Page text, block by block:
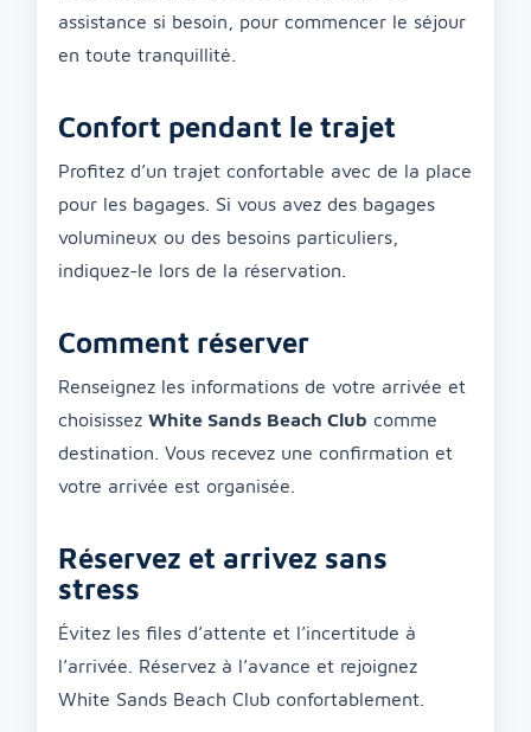
assistance si besoin, pour commencer le séjour
en toute tranquillité.
Confort pendant le trajet
Profitez d’un trajet confortable avec de la place
pour les bagages. Si vous avez des bagages
volumineux ou des besoins particuliers,
indiquez-le lors de la réservation.
Comment réserver
Renseignez les informations de votre arrivée et
choisissez White Sands Beach Club comme
destination. Vous recevez une confirmation et
votre arrivée est organisée.
Réservez et arrivez sans
stress
Évitez les files d’attente et l’incertitude à
l’arrivée. Réservez à l’avance et rejoignez
White Sands Beach Club confortablement.